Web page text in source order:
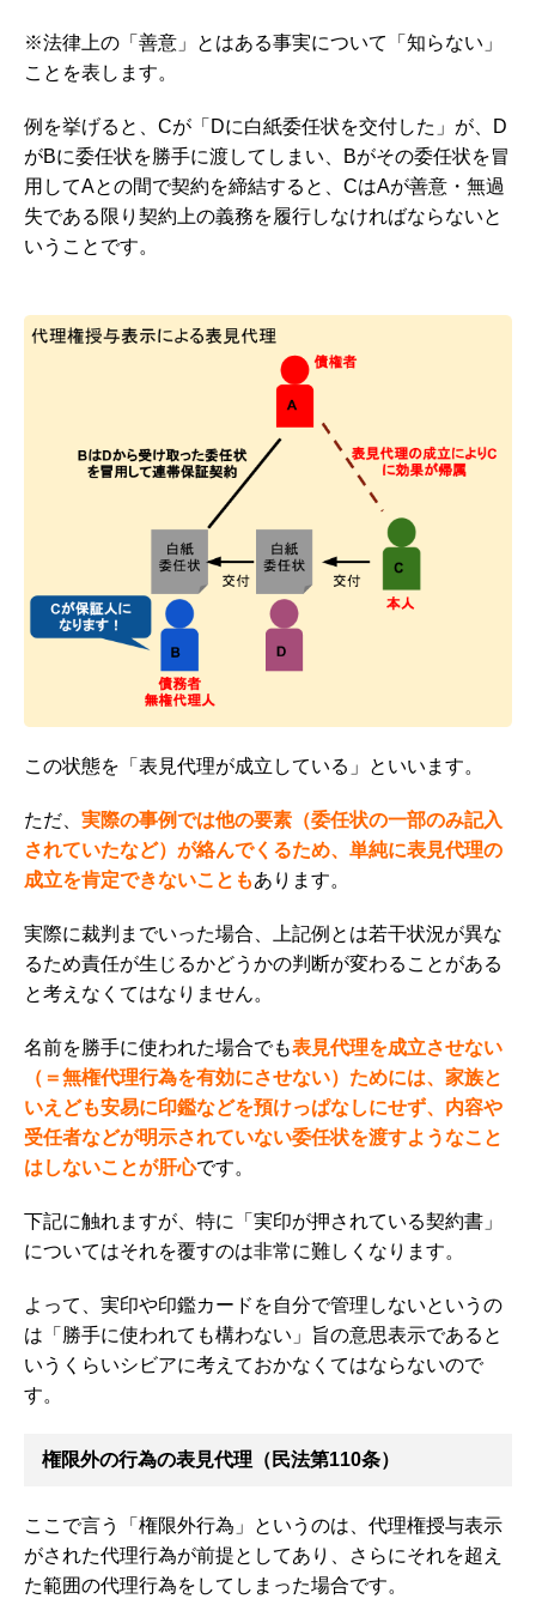
※法律上の「善意」とはある事実について「知らない」
ことを表します。
例を挙げると、Cが「Dに白紙委任状を交付した」が、D
がBに委任状を勝手に渡してしまい、Bがその委任状を冒
用してAとの間で契約を締結すると、CはAが善意・無過
失である限り契約上の義務を履行しなければならないと
いうことです。
この状態を「表見代理が成立している」といいます。
ただ、 実際の事例では他の要素（委任状の一部のみ記入
されていたなど）が絡んでくるため、単純に表見代理の
成立を肯定できないこともあります。
実際に裁判までいった場合、上記例とは若干状況が異な
るため責任が生じるかどうかの判断が変わることがある
と考えなくてはなりません。
名前を勝手に使われた場合でも表見代理を成立させない
（＝無権代理行為を有効にさせない）ためには、 家族と
いえども安易に印鑑などを預けっぱなしにせず、内容や
受任者などが明示されていない委任状を渡すようなこと
はしないことが肝心です。
下記に触れますが、特に
「実印が押されている契約書」
についてはそれを覆すのは非常に難しくなります。
よって、実印や印鑑カードを自分で管理しないというの
は「勝手に使われても構わない」旨の意思表示であると
いうくらいシビアに考えておかなくてはならないので
す。
権限外の行為の表見代理（民法第110条）
ここで言う「権限外行為」というのは、代理権授与表示
がされた代理行為が前提としてあり、さらにそれを超え
た範囲の代理行為をしてしまった場合です。